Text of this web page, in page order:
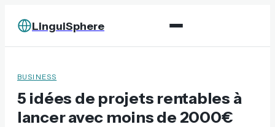
LinguiSphere
BUSINESS
5 idées de projets rentables à
lancer avec moins de 2000€